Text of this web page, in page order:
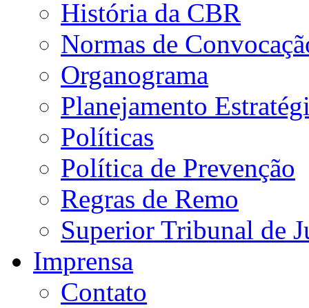
História da CBR
Normas de
Organograma
Planejamento
Políticas
Política de Prevenção
Regras de Remo
Superior Tribunal de
Imprensa
Contato